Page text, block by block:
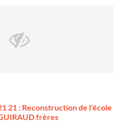
21 : Reconstruction de l'école
frères